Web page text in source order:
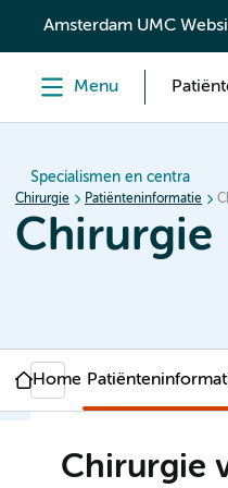
content
Amsterdam UMC
Menu
Specialismen en centra
Chirurgie Patiënteninformatie
Chirurgie
Home
Chirurgie